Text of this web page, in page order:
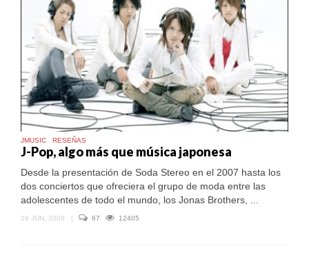
JMUSIC RESEÑAS
J-Pop, algo más que música japonesa
Desde la presentación de Soda Stereo en el 2007 hasta los
dos conciertos que ofreciera el grupo de moda entre las
adolescentes de todo el mundo, los Jonas Brothers, ...
09 JUN, 2009 | 67 12405